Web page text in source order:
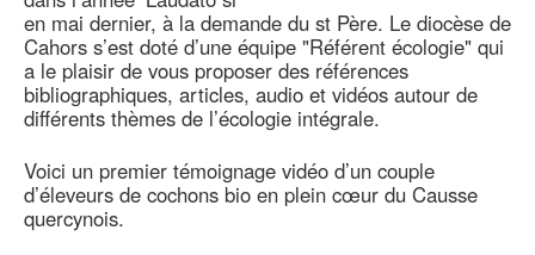
en mai dernier, à la demande du st Père. Le diocèse de
Cahors s’est doté d’une équipe "Référent écologie" qui
a le plaisir de vous proposer des références
bibliographiques, articles, audio et vidéos autour de
différents thèmes de l’écologie intégrale.
Voici un premier témoignage vidéo d’un couple
d’éleveurs de cochons bio en plein cœur du Causse
quercynois.